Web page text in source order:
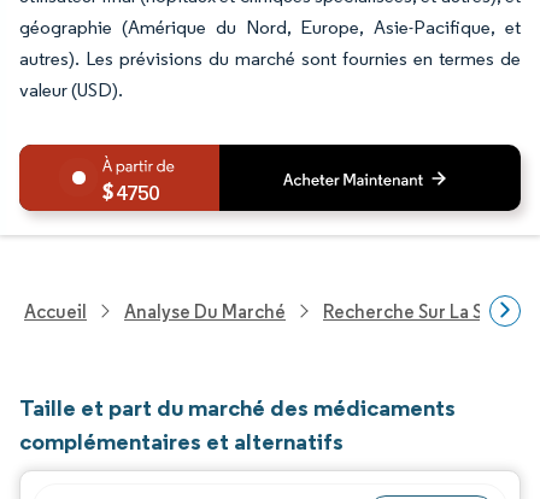
géographie (Amérique du Nord, Europe, Asie-Pacifique, et
autres). Les prévisions du marché sont fournies en termes de
valeur (USD).
4750
Accueil Analyse Du Marché Recherche Sur La Santé
Taille et part du marché des médicaments
complémentaires et alternatifs